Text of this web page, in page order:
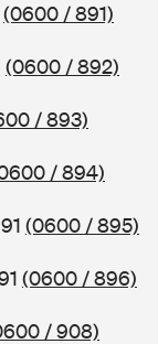
(0600 / 891)
(0600 / 892)
/ 893)
/ 894)
(0600 / 895)
(0600 / 896)
/ 908)